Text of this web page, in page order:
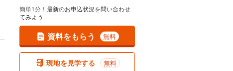
簡単1分！最新のお申込状況を問い合わせ
てみよう
資料をもらう 無料
現地を見学する 無料